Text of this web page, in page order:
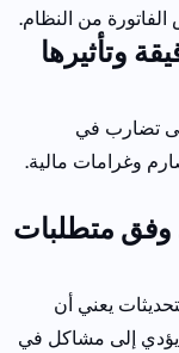
من النظام.
وتأثيرها
تضارب في
وغرامات مالية.
وفق متطلبات
يعني أن
يؤدي إلى مشاكل في